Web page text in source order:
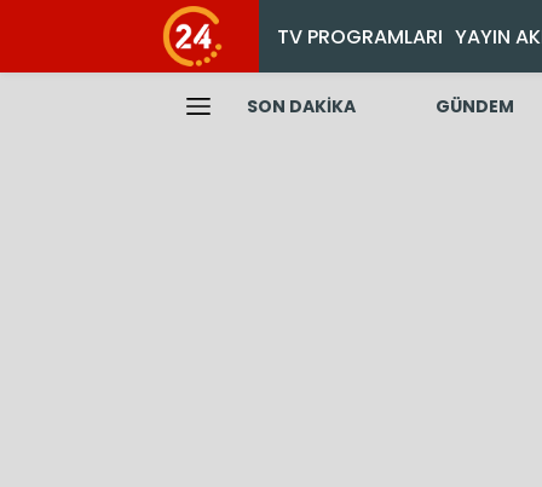
TV PROGRAMLARI YAYIN
SON DAKİKA GÜNDEM